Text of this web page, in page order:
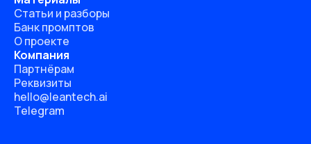
Статьи и разборы
Банк промптов
О проекте
Компания
Партнёрам
Реквизиты
hello@leantech.ai
Telegram